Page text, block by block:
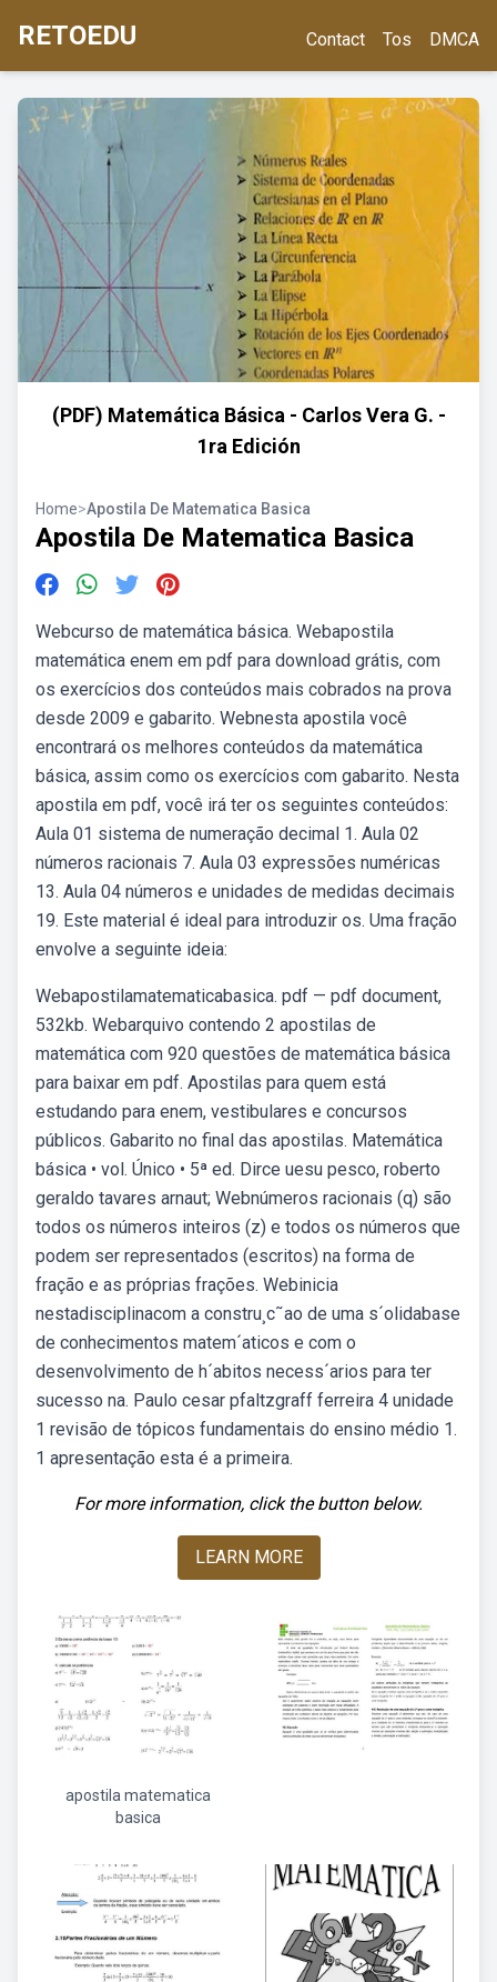
RETOEDU Contact Tos DMCA
(PDF) Matemática Básica - Carlos Vera G. -
1ra Edición
Home>Apostila De Matematica Basica
Apostila De Matematica Basica
Webcurso de matemática básica. Webapostila
matemática enem em pdf para download grátis, com
os exercícios dos conteúdos mais cobrados na prova
desde 2009 e gabarito. Webnesta apostila você
encontrará os melhores conteúdos da matemática
básica, assim como os exercícios com gabarito. Nesta
apostila em pdf, você irá ter os seguintes conteúdos:
Aula 01 sistema de numeração decimal 1. Aula 02
números racionais 7. Aula 03 expressões numéricas
13. Aula 04 números e unidades de medidas decimais
19. Este material é ideal para introduzir os. Uma fração
envolve a seguinte ideia:
Webapostilamatematicabasica. pdf — pdf document,
532kb. Webarquivo contendo 2 apostilas de
matemática com 920 questões de matemática básica
para baixar em pdf. Apostilas para quem está
estudando para enem, vestibulares e concursos
públicos. Gabarito no final das apostilas. Matemática
básica • vol. Único • 5ª ed. Dirce uesu pesco, roberto
geraldo tavares arnaut; Webnúmeros racionais (q) são
todos os números inteiros (z) e todos os números que
podem ser representados (escritos) na forma de
fração e as próprias frações. Webinicia
nestadisciplinacom a constru¸c˜ao de uma s´olidabase
de conhecimentos matem´aticos e com o
desenvolvimento de h´abitos necess´arios para ter
sucesso na. Paulo cesar pfaltzgraff ferreira 4 unidade
1 revisão de tópicos fundamentais do ensino médio 1.
1 apresentação esta é a primeira.
For more information, click the button below.
LEARN MORE
apostila matematica
basica